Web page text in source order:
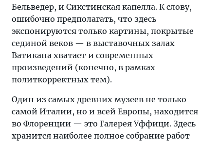
Бельведер, и Сикстинская капелла. К слову,
ошибочно предполагать, что здесь
экспонируются только картины, покрытые
сединой веков — в выставочных залах
Ватикана хватает и современных
произведений (конечно, в рамках
политкорректных тем).
Один из самых древних музеев не только
самой Италии, но и всей Европы, находится
во Флоренции — это Галерея Уффици. Здесь
хранится наиболее полное собрание работ